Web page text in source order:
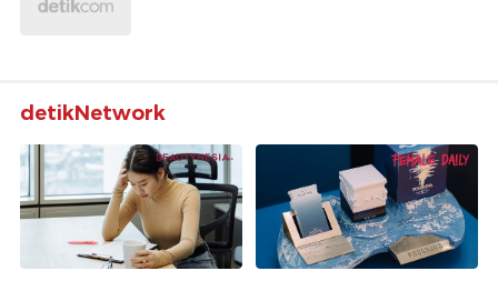
detikNetwork